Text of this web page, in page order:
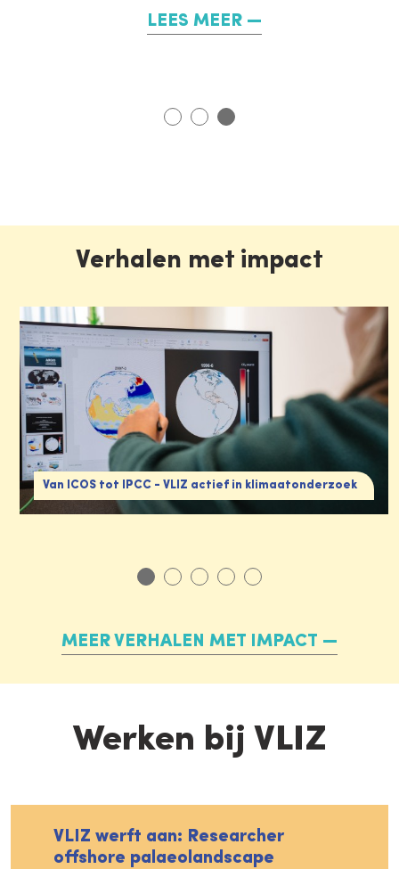
LEES MEER
Verhalen met impact
Van ICOS tot IPCC - VLIZ actief in klimaatonderzoek
MEER VERHALEN MET IMPACT
Werken bij VLIZ
VLIZ werft aan: Researcher
offshore palaeolandscape